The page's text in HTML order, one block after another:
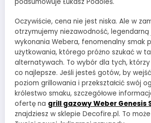
Oczywiście, cena nie jest niska. Ale w
otrzymujemy niezawodność, legendarną
wykonania Webera, fenomenalny smak
użytkowania, którego próżno szukać w
alternatywach. To wybór dla tych,
co najlepsze. Jeśli jesteś gotów, by
poziom grillowania i przekształcić swój
królestwo smaku, szczegółowe
ofertę na grill gazowy Weber Genesis
znajdziesz w sklepie Decofire.pl. To